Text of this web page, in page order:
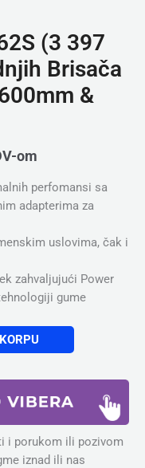
(3 397
Brisača
&
om
perfomansi sa
adapterima za
uslovima, čak i
zahvaljujući Power
gume
i porukom ili pozivom
iznad ili nas